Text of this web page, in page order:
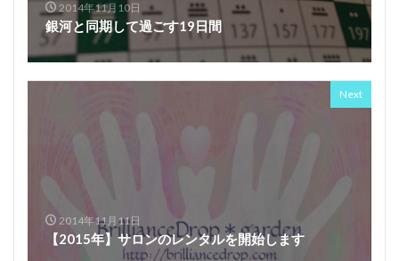
2014年11月10日
銀河と同期して過ごす19日間
Next
2014年11月11日
【2015年】サロンのレンタルを開始します